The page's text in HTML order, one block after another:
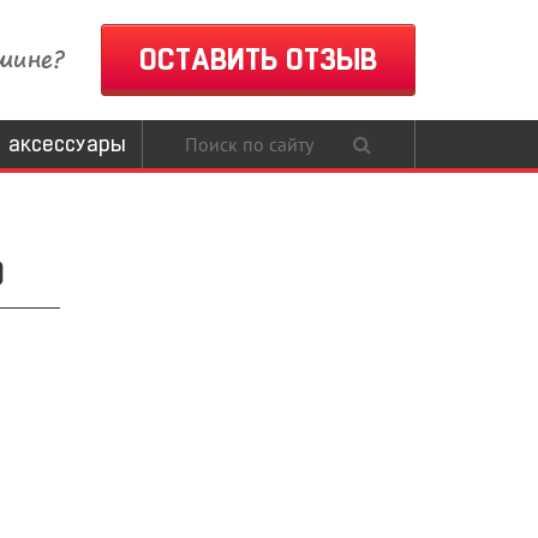
ОСТАВИТЬ ОТЗЫВ